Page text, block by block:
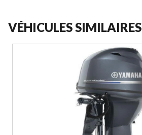
VÉHICULES SIMILAIRES